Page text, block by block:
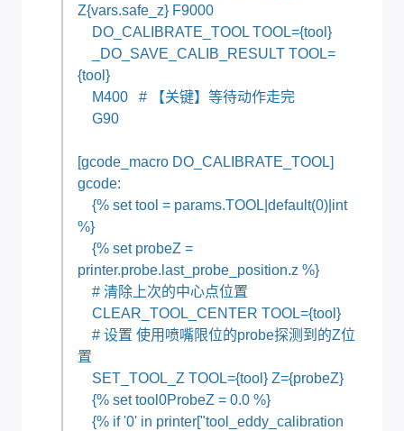
Z{vars.safe_z} F9000
DO_CALIBRATE_TOOL TOOL={tool}
_DO_SAVE_CALIB_RESULT TOOL=
{tool}
M400 # 【关键】等待动作走完
G90
[gcode_macro DO_CALIBRATE_TOOL]
gcode:
{% set tool = params.TOOL|default(0)|int
%}
{% set probeZ =
printer.probe.last_probe_position.z %}
# 清除上次的中心点位置
CLEAR_TOOL_CENTER TOOL={tool}
# 设置 使用喷嘴限位的probe探测到的Z位
置
SET_TOOL_Z TOOL={tool} Z={probeZ}
{% set tool0ProbeZ = 0.0 %}
{% if '0' in printer["tool_eddy_calibration